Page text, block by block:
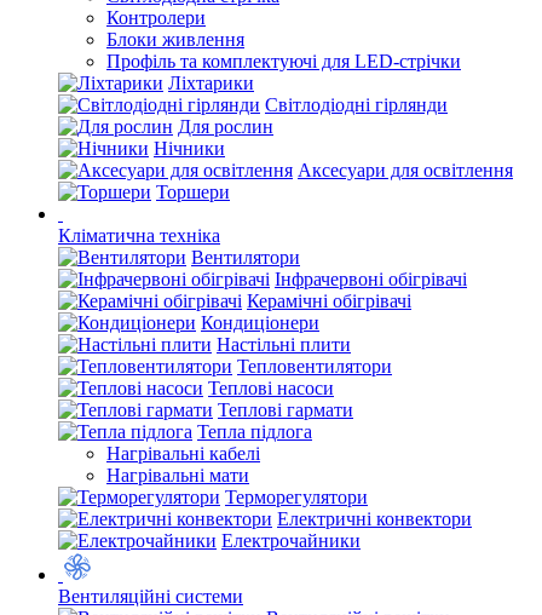
Контролери
Блоки живлення
Профіль та комплектуючі для LED-стрічки
Ліхтарики
Світлодіодні гірлянди
Для рослин
Нічники
Аксесуари для освітлення
Торшери
Кліматична техніка
Вентилятори
Інфрачервоні обігрівачі
Керамічні обігрівачі
Кондиціонери
Настільні плити
Тепловентилятори
Теплові насоси
Теплові гармати
Тепла підлога
Нагрівальні кабелі
Нагрівальні мати
Терморегулятори
Електричні конвектори
Електрочайники
Вентиляційні системи